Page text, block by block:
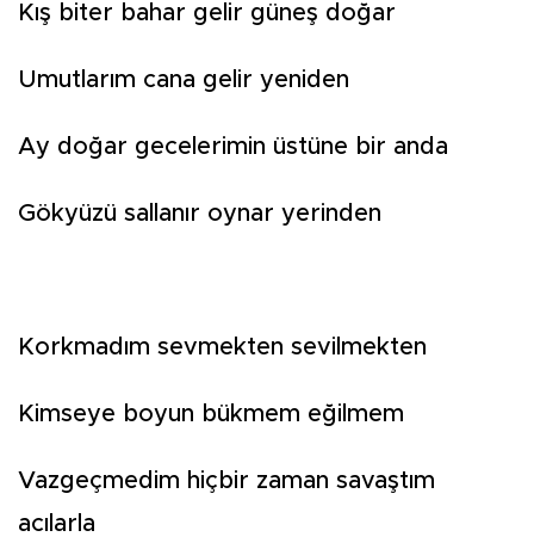
Kış biter bahar gelir güneş doğar
Umutlarım cana gelir yeniden
Ay doğar gecelerimin üstüne bir anda
Gökyüzü sallanır oynar yerinden
Korkmadım sevmekten sevilmekten
Kimseye boyun bükmem eğilmem
Vazgeçmedim hiçbir zaman savaştım
acılarla